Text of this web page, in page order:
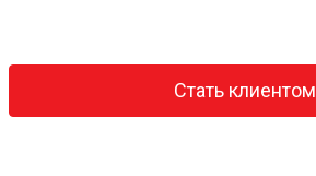
Стать клиентом